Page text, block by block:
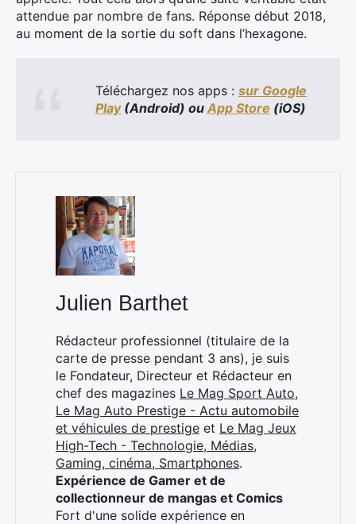
attendue par nombre de fans. Réponse début 2018,
au moment de la sortie du soft dans l’hexagone.
Téléchargez nos apps : sur Google
Play(Android) ou App Store (iOS)
Julien Barthet
Rédacteur professionnel (titulaire de la
carte de presse pendant 3 ans), je suis
le Fondateur, Directeur et Rédacteur en
chef des magazines Le Mag Sport Auto,
Le Mag Auto Prestige - Actu automobile
et véhicules de prestige et Le Mag Jeux
High-Tech - Technologie, Médias,
Gaming, cinéma, Smartphones.
Expérience de Gamer et de
collectionneur de mangas et Comics
Fort d'une solide expérience en
Rechercher